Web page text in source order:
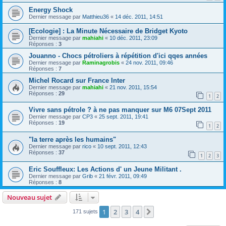
Energy Shock
Dernier message par Matthieu36 « 14 déc. 2011, 14:51
[Ecologie] : La Minute Nécessaire de Bridget Kyoto
Dernier message par mahiahi « 10 déc. 2011, 23:09
Réponses : 3
Jouanno - Chocs pétroliers à répétition d'ici qqes années
Dernier message par Raminagrobis « 24 nov. 2011, 09:46
Réponses : 7
Michel Rocard sur France Inter
Dernier message par mahiahi « 21 nov. 2011, 15:54
Réponses : 29 1 2
Vivre sans pétrole ? à ne pas manquer sur M6 07Sept 2011
Dernier message par CP3 « 25 sept. 2011, 19:41
Réponses : 19 1 2
"la terre après les humains"
Dernier message par rico « 10 sept. 2011, 12:43
Réponses : 37 1 2 3
Eric Souffleux: Les Actions d' un Jeune Militant .
Dernier message par Grib « 21 févr. 2011, 09:49
Réponses : 8
Nouveau sujet
171 sujets 1 2 3 4